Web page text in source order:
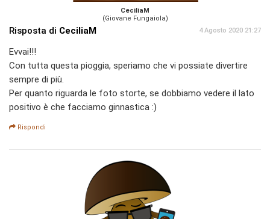
CeciliaM
(Giovane Fungaiola)
Risposta di CeciliaM 4 Agosto 2020 21:27
Evvai!!!
Con tutta questa pioggia, speriamo che vi possiate divertire
sempre di più.
Per quanto riguarda le foto storte, se dobbiamo vedere il lato
positivo è che facciamo ginnastica :)
Rispondi